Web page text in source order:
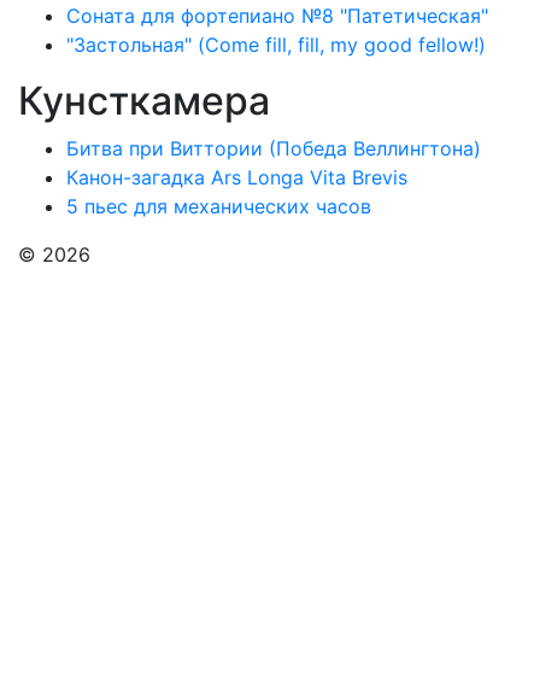
Соната для фортепиано №8 "Патетическая"
"Застольная" (Come fill, fill, my good fellow!)
Кунсткамера
Битва при Виттории (Победа Веллингтона)
Канон-загадка Ars Longa Vita Brevis
5 пьес для механических часов
© 2026